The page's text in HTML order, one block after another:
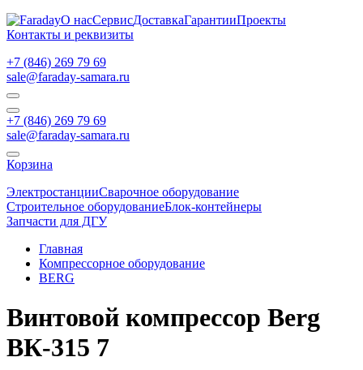
О насСервисДоставкаГарантииПроекты
Контакты и реквизиты
+7 (846) 269 79 69
sale@faraday-samara.ru
+7 (846) 269 79 69
sale@faraday-samara.ru
Корзина
ЭлектростанцииСварочное оборудование
Строительное оборудованиеБлок-контейнеры
Запчасти для ДГУ
Главная
Компрессорное оборудование
BERG
Винтовой компрессор Berg
ВК-315 7